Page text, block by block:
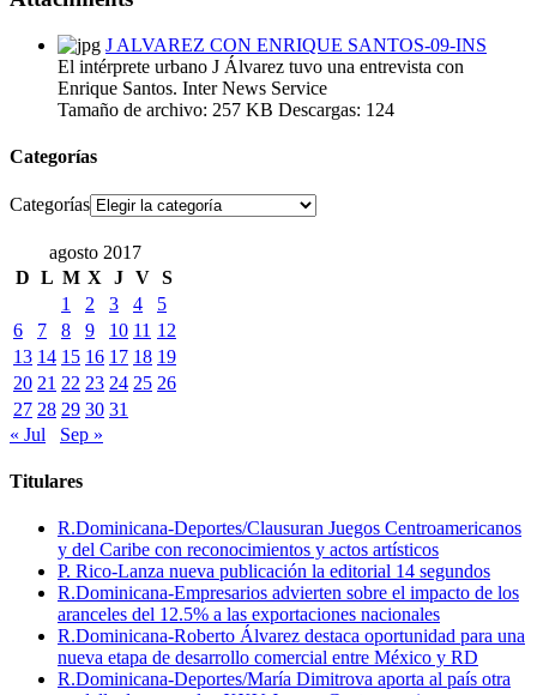
J ALVAREZ CON ENRIQUE SANTOS-09-INS
El intérprete urbano J Álvarez tuvo una entrevista con
Enrique Santos. Inter News Service
Tamaño de archivo: 257 KB Descargas: 124
Categorías
Categorías
agosto 2017
D L M X J V S
1
2 3 4
5
6
7 8 9 10 11 12
13 14 15 16 17 18 19
20 21 22 23 24 25 26
27 28 29 30 31
« Jul
Sep »
Titulares
R.Dominicana-Deportes/Clausuran Juegos Centroamericanos
y del Caribe con reconocimientos y actos artísticos
P. Rico-Lanza nueva publicación la editorial 14 segundos
R.Dominicana-Empresarios advierten sobre el impacto de los
aranceles del 12.5% a las exportaciones nacionales
R.Dominicana-Roberto Álvarez destaca oportunidad para una
nueva etapa de desarrollo comercial entre México y RD
R.Dominicana-Deportes/María Dimitrova aporta al país otra